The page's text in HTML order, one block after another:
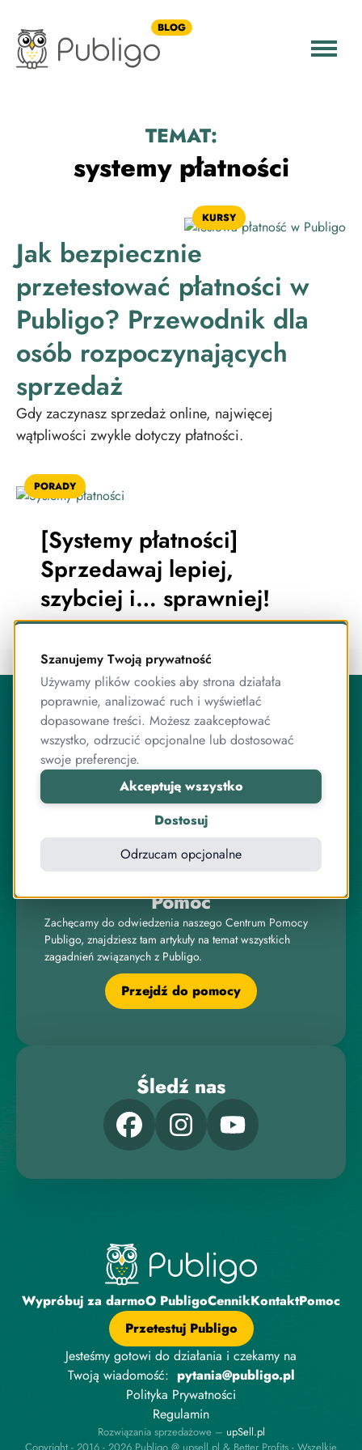
BLOG
TEMAT:
systemy płatności
KURSY
Jak bezpiecznie
przetestować płatności w
Publigo? Przewodnik dla
osób rozpoczynających
sprzedaż
Gdy zaczynasz sprzedaż online, najwięcej
wątpliwości zwykle dotyczy płatności.
PORADY
[Systemy płatności]
Sprzedawaj lepiej,
szybciej i… sprawniej!
O Publigo
Publigo to rozwiązanie opracowane przez stabilny
zespół przyjaciół, którzy jednocześnie są ekspertami od
programowania.
Pracujemy razem od lat, zarówno przy systemie
sprzedaży kursów, jak i wielu innych projektach
związanych z internetem, IT, elektroniką czy sprzedażą
Pomoc
Zachęcamy do odwiedzenia naszego Centrum Pomocy
Publigo, znajdziesz tam artykuły na temat wszystkich
zagadnień związanych z Publigo.
Przejdź do pomocy
Śledź nas
Wypróbuj za darmoO PubligoCennikKontaktPomoc
Przetestuj Publigo
Jesteśmy gotowi do działania i czekamy na
Twoją wiadomość: pytania@publigo.pl
Polityka Prywatności
Regulamin
Rozwiązania sprzedażowe – upSell.pl
Szanujemy Twoją prywatność
Używamy plików cookies aby strona działała
poprawnie, analizować ruch i wyświetlać
dopasowane treści. Możesz zaakceptować
wszystko, odrzucić opcjonalne lub dostosować
swoje preferencje.
Akceptuję wszystko
Dostosuj
Odrzucam opcjonalne